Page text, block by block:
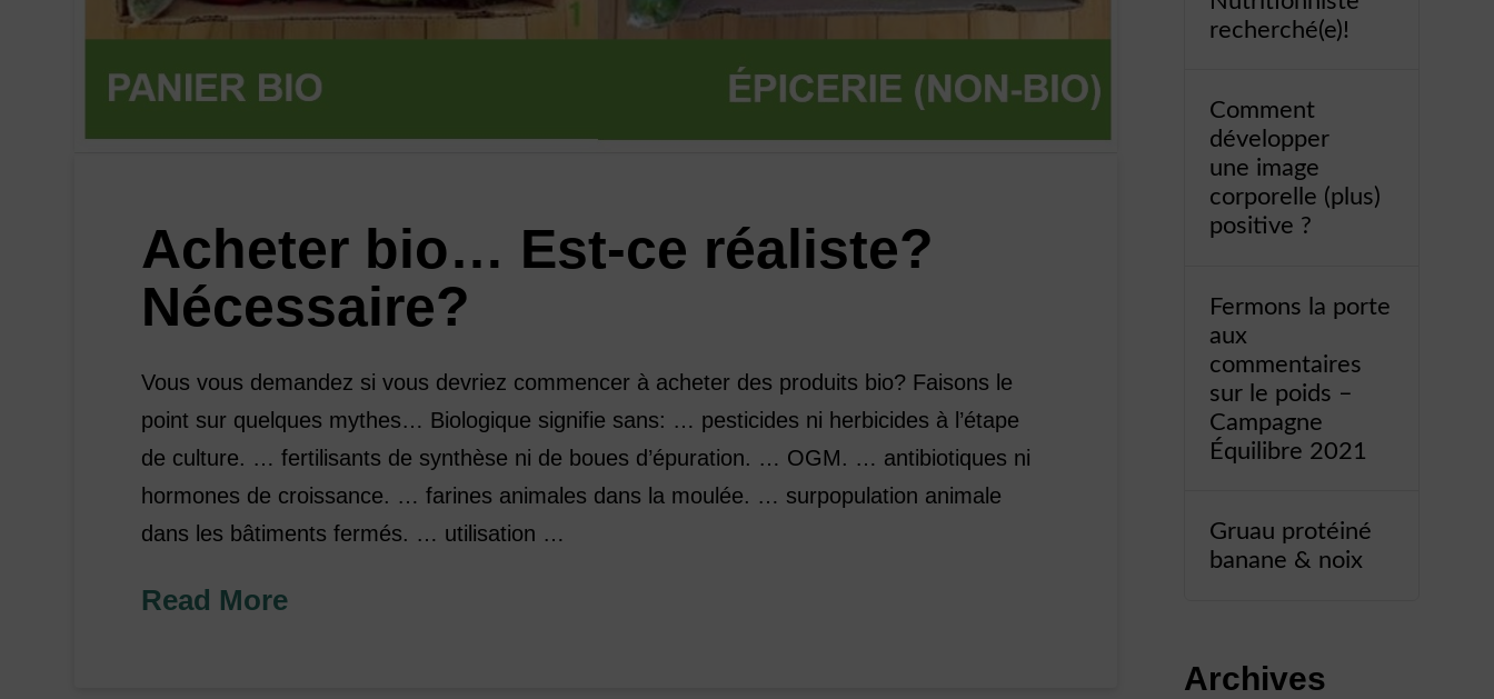
Acheter bio… Est-ce réaliste?
Nécessaire?
Vous vous demandez si vous devriez commencer à acheter des produits bio? Faisons le
point sur quelques mythes… Biologique signifie sans: … pesticides ni herbicides à l’étape
de culture. … fertilisants de synthèse ni de boues d’épuration. … OGM. … antibiotiques ni
hormones de croissance. … farines animales dans la moulée. … surpopulation animale
dans les bâtiments fermés. … utilisation …
Read More
recherché(e)!
Comment
développer
une image
corporelle (plus)
positive ?
Fermons la porte
aux
commentaires
sur le poids –
Campagne
Équilibre 2021
Gruau protéiné
banane & noix
Archives